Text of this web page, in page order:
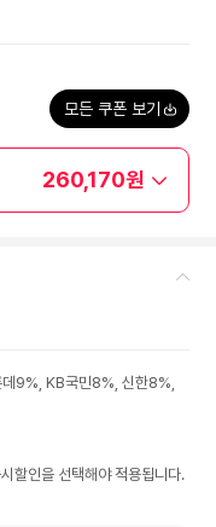
모든 쿠폰 보기
260,170원
9%, KB국민8%, 신한8%,
할인을 선택해야 적용됩니다.